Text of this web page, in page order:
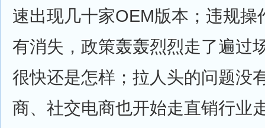
速出现几十家OEM版本；违规操
有消失，政策轰轰烈烈走了遍过
很快还是怎样；拉人头的问题没
商、社交电商也开始走直销行业